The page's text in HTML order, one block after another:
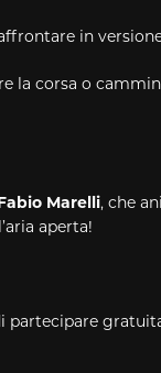
in
la corsa o
Marelli, che
aperta!